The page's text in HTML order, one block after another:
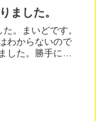
ました。
。まいどです。
わからないので
した。勝手にグ